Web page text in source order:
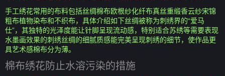
手工绣花常用的布料包括丝绸棉布欧根纱化纤布真丝重缎香云纱宋锦
粗布植物染布和不织布，具体介绍如下丝绸被称为刺绣界的“爱马
仕”，其独特的光泽度能让针脚呈现流动感，特别适合苏绣等需要表现
水墨画效果的刺绣丝绸的细腻质感能完美呈现刺绣的细节，使作品更
具艺术感棉布分为薄。
棉布绣花防止水溶污染的措施